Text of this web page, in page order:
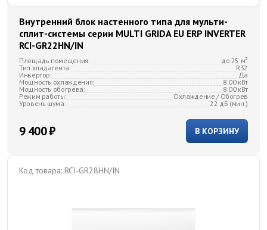
Внутренний блок настенного типа для мульти-
сплит-системы серии MULTI GRIDA EU ERP INVERTER
RCI-GR22HN/IN
Площадь помещения:
до 25 м²
Тип хладагента:
R32
Инвертор:
Да
Мощность охлаждения:
8.00 кВт
Мощность обогрева:
8.00 кВт
Режим работы:
Охлаждение / Обогрев
Уровень шума:
22 дБ (мин.)
В КОРЗИНУ
9 400 ₽
Код товара: RCI-GR28HN/IN